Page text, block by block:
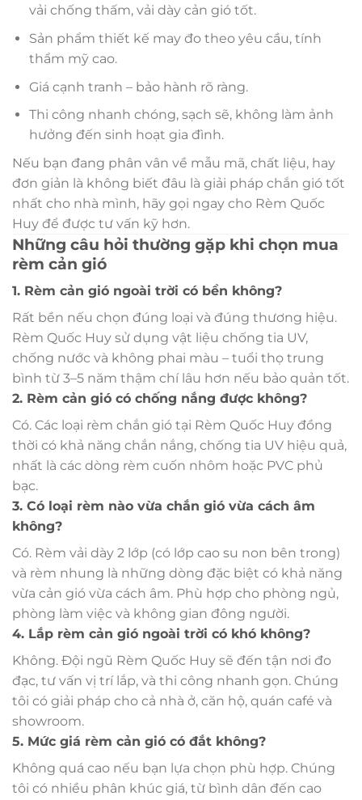
vải chống thấm, vải dày cản gió tốt.
Sản phẩm thiết kế may đo theo yêu cầu, tính
thẩm mỹ cao.
Giá cạnh tranh – bảo hành rõ ràng.
Thi công nhanh chóng, sạch sẽ, không làm ảnh
hưởng đến sinh hoạt gia đình.
Nếu bạn đang phân vân về mẫu mã, chất liệu, hay
đơn giản là không biết đâu là giải pháp chắn gió tốt
nhất cho nhà mình, hãy gọi ngay cho Rèm Quốc
Huy để được tư vấn kỹ hơn.
Những câu hỏi thường gặp khi chọn mua
rèm cản gió
1. Rèm cản gió ngoài trời có bền không?
Rất bền nếu chọn đúng loại và đúng thương hiệu.
Rèm Quốc Huy sử dụng vật liệu chống tia UV,
chống nước và không phai màu – tuổi thọ trung
bình từ 3–5 năm thậm chí lâu hơn nếu bảo quản tốt.
2. Rèm cản gió có chống nắng được không?
Có. Các loại rèm chắn gió tại Rèm Quốc Huy đồng
thời có khả năng chắn nắng, chống tia UV hiệu quả,
nhất là các dòng rèm cuốn nhôm hoặc PVC phủ
bạc.
3. Có loại rèm nào vừa chắn gió vừa cách âm
không?
Có. Rèm vải dày 2 lớp (có lớp cao su non bên trong)
và rèm nhung là những dòng đặc biệt có khả năng
vừa cản gió vừa cách âm. Phù hợp cho phòng ngủ,
phòng làm việc và không gian đông người.
4. Lắp rèm cản gió ngoài trời có khó không?
Không. Đội ngũ Rèm Quốc Huy sẽ đến tận nơi đo
đạc, tư vấn vị trí lắp, và thi công nhanh gọn. Chúng
tôi có giải pháp cho cả nhà ở, căn hộ, quán café và
showroom.
5. Mức giá rèm cản gió có đắt không?
Không quá cao nếu bạn lựa chọn phù hợp. Chúng
tôi có nhiều phân khúc giá, từ bình dân đến cao